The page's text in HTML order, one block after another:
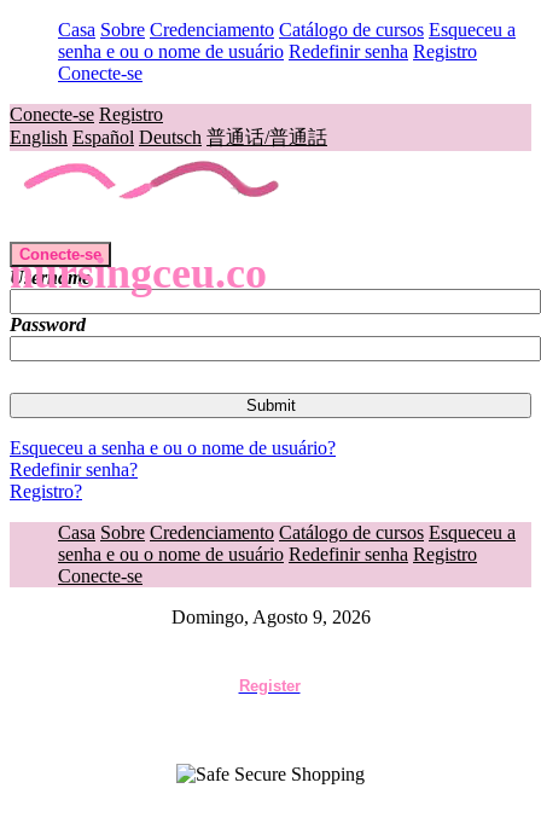
Casa Sobre Credenciamento Catálogo de cursos Esqueceu a
senha e ou o nome de usuário Redefinir senha Registro
Conecte-se
Conecte-se Registro
English Español Deutsch 普通话/普通話
nursingceu.co
Conecte-se
Username
Password
Esqueceu a senha e ou o nome de usuário?
Redefinir senha?
Registro?
Casa Sobre Credenciamento Catálogo de cursos Esqueceu a
senha e ou o nome de usuário Redefinir senha Registro
Conecte-se
Domingo, Agosto 9, 2026
Register